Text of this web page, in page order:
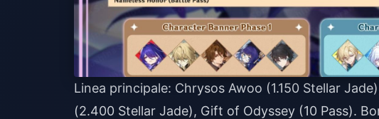
Linea principale: Chrysos Awoo (1.150 Stellar
(2.400 Stellar Jade), Gift of Odyssey (10 Pass).